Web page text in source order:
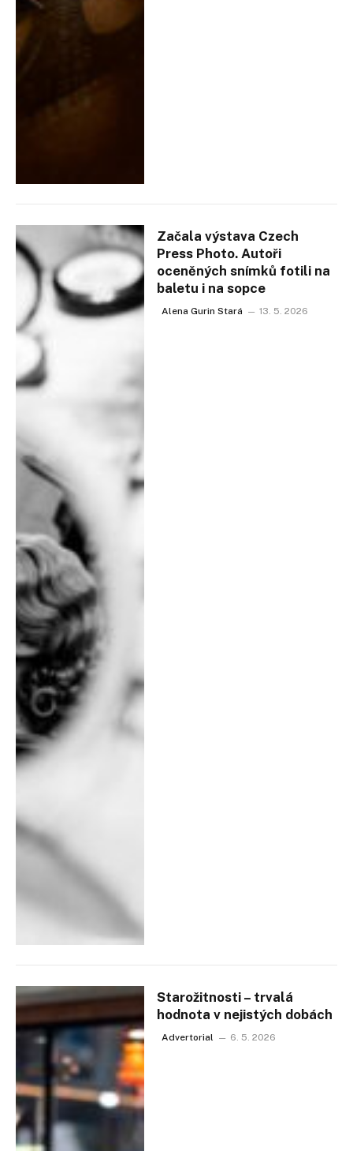
Začala výstava Czech
Press Photo. Autoři
oceněných snímků fotili na
baletu i na sopce
Alena Gurin Stará 13. 5. 2026
Starožitnosti – trvalá
hodnota v nejistých dobách
Advertorial 6. 5. 2026